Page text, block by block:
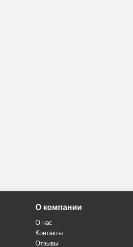
О компании
О нас
Контакты
Отзывы